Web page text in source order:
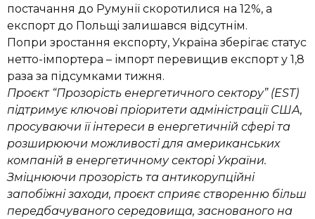
постачання до Румунії скоротилися на 12%, а
експорт до Польщі залишався відсутнім.
Попри зростання експорту, Україна зберігає статус
нетто-імпортера – імпорт перевищив експорт у 1,8
раза за підсумками тижня.
Проєкт “Прозорість енергетичного сектору” (EST)
підтримує ключові пріоритети адміністрації США,
просуваючи її інтереси в енергетичній сфері та
розширюючи можливості для американських
компаній в енергетичному секторі України.
Зміцнюючи прозорість та антикорупційні
запобіжні заходи, проєкт сприяє створенню більш
передбачуваного середовища, заснованого на